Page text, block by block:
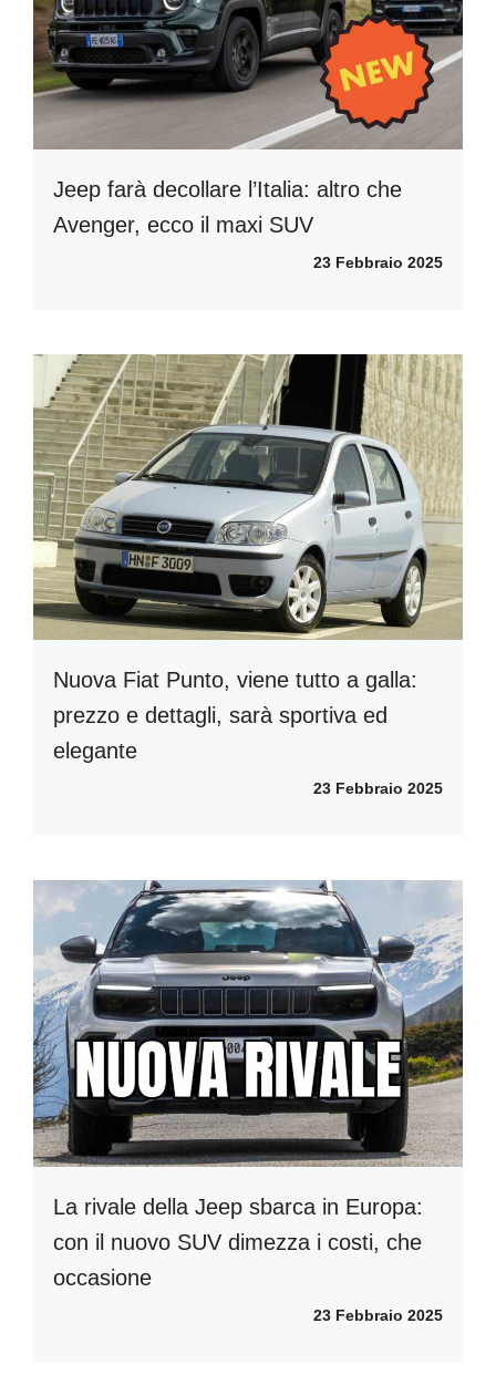
Jeep farà decollare l’Italia: altro che
Avenger, ecco il maxi SUV
23 Febbraio 2025
Nuova Fiat Punto, viene tutto a galla:
prezzo e dettagli, sarà sportiva ed
elegante
23 Febbraio 2025
La rivale della Jeep sbarca in Europa:
con il nuovo SUV dimezza i costi, che
occasione
23 Febbraio 2025